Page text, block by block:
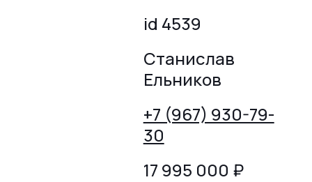
id 4539
Станислав
Ельников
+7 (967) 930-79-
30
17 995 000 ₽